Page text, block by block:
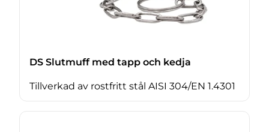
DS Slutmuff med tapp och kedja
Tillverkad av rostfritt stål AISI 304/EN 1.4301